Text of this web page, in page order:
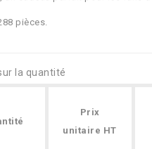
pièces.
la quantité
Prix
unitaire HT